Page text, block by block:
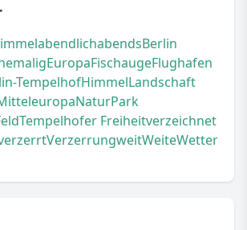
abendlichabendsBerlin
EuropaFischaugeFlughafen
TempelhofHimmelLandschaft
NaturPark
Tempelhofer Freiheitverzeichnet
VerzerrungweitWeiteWetter